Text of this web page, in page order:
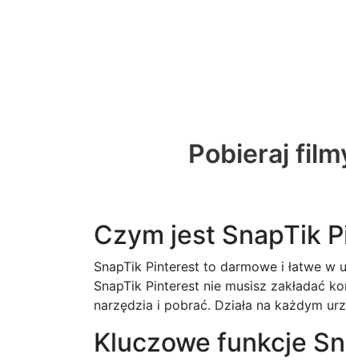
Pobieraj
Czym jest SnapTik
SnapTik Pinterest to darmowe i łatwe
SnapTik Pinterest nie musisz zakładać
narzędzia i pobrać. Działa na każdym
Kluczowe funkcje